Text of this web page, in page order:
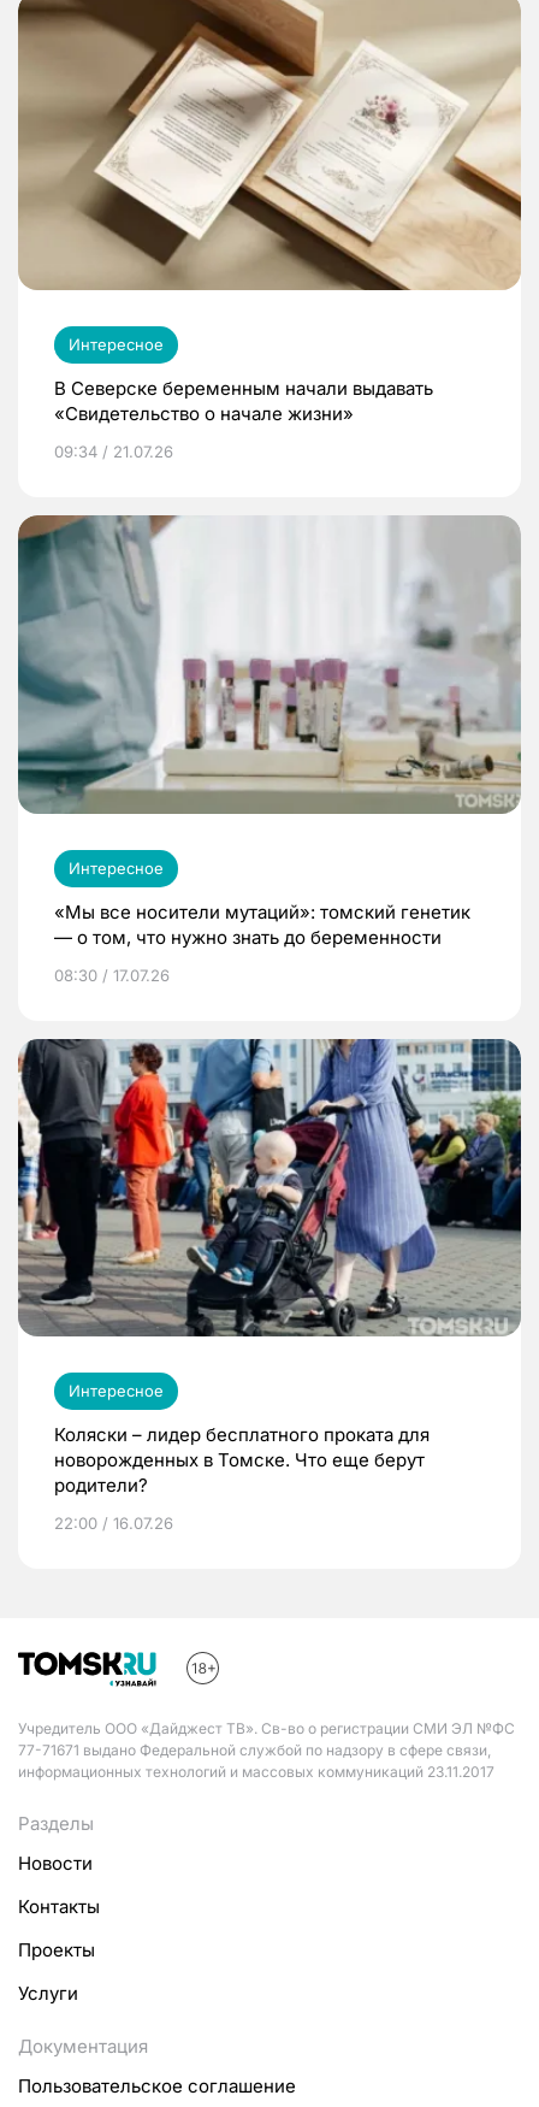
Интересное
В Северске беременным начали выдавать
«Свидетельство о начале жизни»
09:34 / 21.07.26
Интересное
«Мы все носители мутаций»: томский генетик
— о том, что нужно знать до беременности
08:30 / 17.07.26
Интересное
Коляски – лидер бесплатного проката для
новорожденных в Томске. Что еще берут
родители?
22:00 / 16.07.26
Учредитель ООО «Дайджест ТВ». Св-во о регистрации СМИ ЭЛ №ФС
77-71671 выдано Федеральной службой по надзору в сфере связи,
информационных технологий и массовых коммуникаций 23.11.2017
Разделы
Новости
Контакты
Проекты
Услуги
Документация
Пользовательское соглашение